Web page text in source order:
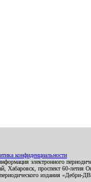
конфиденциальности
информация электронного
Хабаровск, проспект 60-летия
периодического издания